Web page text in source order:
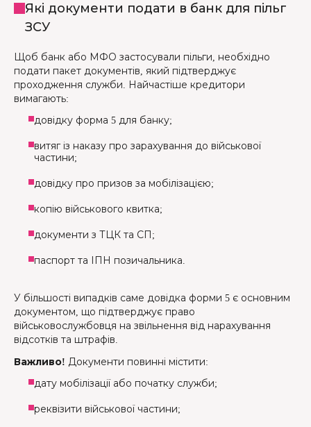
Які документи подати в банк для пільг
ЗСУ
Щоб банк або МФО застосували пільги, необхідно
подати пакет документів, який підтверджує
проходження служби. Найчастіше кредитори
вимагають:
довідку форма 5 для банку;
витяг із наказу про зарахування до військової
частини;
довідку про призов за мобілізацією;
копію військового квитка;
документи з ТЦК та СП;
паспорт та ІПН позичальника.
У більшості випадків саме довідка форми 5 є основним
документом, що підтверджує право
військовослужбовця на звільнення від нарахування
відсотків та штрафів.
Важливо! Документи повинні містити:
дату мобілізації або початку служби;
реквізити військової частини;